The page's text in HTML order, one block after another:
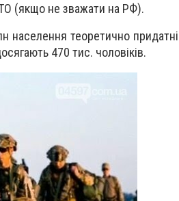
(якщо не зважати на РФ).
населення теоретично придатні
470 тис. чоловіків.